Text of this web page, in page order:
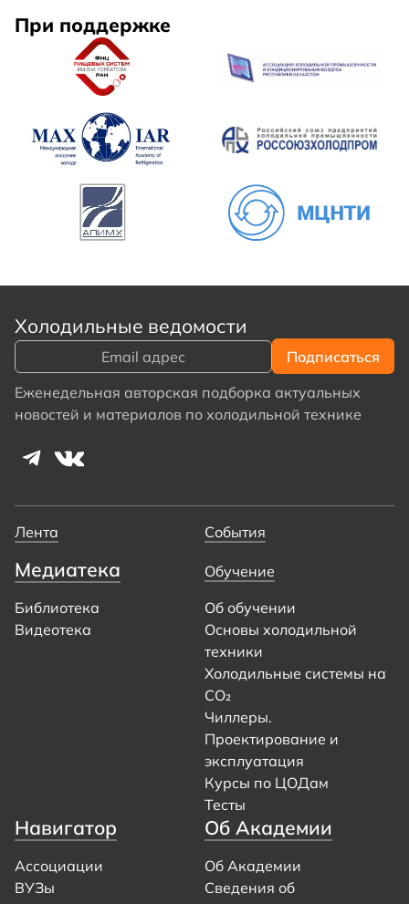
При поддержке
Холодильные ведомости
Еженедельная авторская подборка актуальных
новостей и материалов по холодильной технике
Лента События
Медиатека
Библиотека
Видеотека
Обучение
Об обучении
Основы холодильной
техники
Холодильные системы на
CO₂
Чиллеры.
Проектирование и
эксплуатация
Курсы по ЦОДам
Тесты
Навигатор
Ассоциации
ВУЗы
Об Академии
Об Академии
Сведения об